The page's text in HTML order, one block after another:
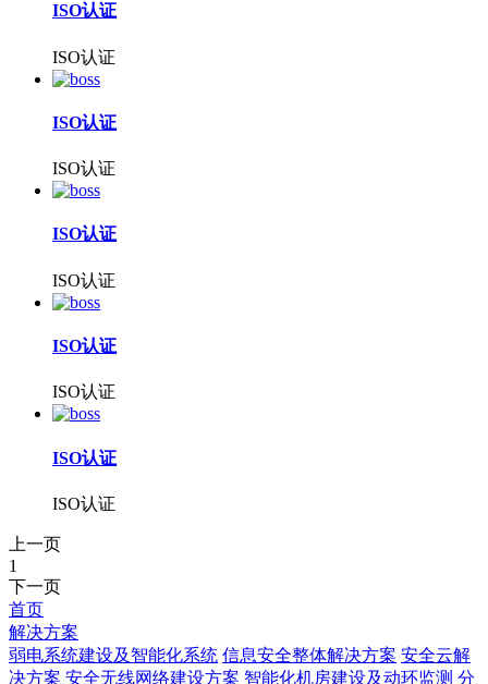
ISO认证
ISO认证
ISO认证
ISO认证
ISO认证
ISO认证
ISO认证
ISO认证
ISO认证
ISO认证
上一页
1
下一页
首页
解决方案
弱电系统建设及智能化系统 信息安全整体解决方案 安全云解
决方案 安全无线网络建设方案 智能化机房建设及动环监测 分